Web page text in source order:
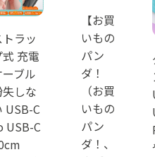
ラッ
充電
ブル
しな
USB-C
USB-C
【お買
いもの
パン
ダ！
（お買
いもの
パン
ダ！、